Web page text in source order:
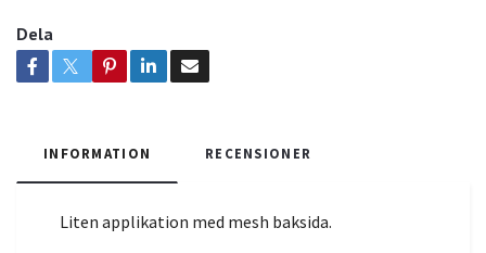
Dela
INFORMATION RECENSIONER
Liten applikation med mesh baksida.